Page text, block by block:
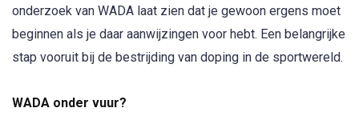
onderzoek van WADA laat zien dat je gewoon ergens moet
beginnen als je daar aanwijzingen voor hebt. Een belangrijke
stap vooruit bij de bestrijding van doping in de sportwereld.
WADA onder vuur?